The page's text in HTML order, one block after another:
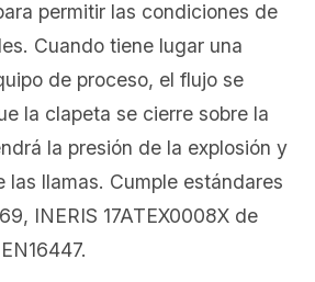
permitir las condiciones de
Cuando tiene lugar una
de proceso, el flujo se
la clapeta se cierre sobre la
la presión de la explosión y
las llamas. Cumple estándares
INERIS 17ATEX0008X de